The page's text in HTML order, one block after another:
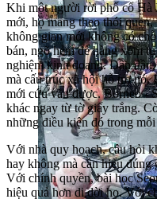
Khi một người rời phố cổ Hà
mới, họ mang theo thói
không gian mới không có
bán, ngõ hẻm để hàng xóm
nghiệm kinh doanh. Dần
mà cấu trúc xã hội hỗ trợ nó.
mới cứu vãn được. Borneo -
khác ngay từ tờ giấy trắng.
những điều kiện đó trong
Với nhà quy hoạch, câu hỏi
hay không mà cần hiểu đúng
Với chính quyền, bài học
hiệu quả hơn di dời họ. Với